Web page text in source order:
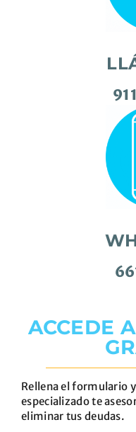
ACCEDE
Rellena el formulario
especializado te
eliminar tus deudas.